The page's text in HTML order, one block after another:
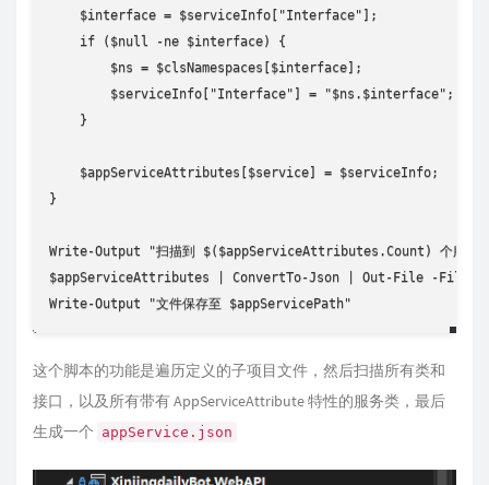
    $interface = $serviceInfo["Interface"];
    if ($null -ne $interface) {
        $ns = $clsNamespaces[$interface];
        $serviceInfo["Interface"] = "$ns.$interface";
    }
    $appServiceAttributes[$service] = $serviceInfo;
}
Write-Output "扫描到 $($appServiceAttributes.Count) 个服务
$appServiceAttributes | ConvertTo-Json | Out-File -
Write-Output "文件保存至 $appServicePath"
这个脚本的功能是遍历定义的子项目文件，然后扫描所有类和
接口，以及所有带有 AppServiceAttribute 特性的服务类，最后
生成一个 appService.json